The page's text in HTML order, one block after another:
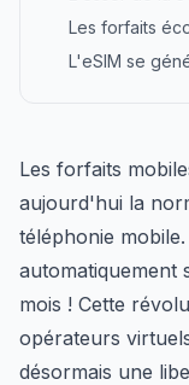
Les forfaits
L'eSIM se
Les forfaits
aujourd'hui la
téléphonie
automatiquement
mois ! Cette
opérateurs
désormais une